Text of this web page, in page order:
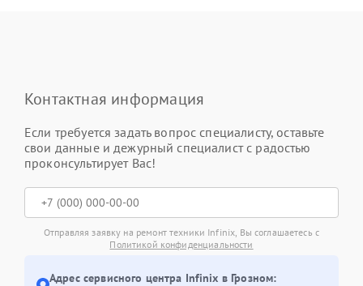
Контактная информация
Если требуется задать вопрос специалисту, оставьте
свои данные и дежурный специалист с радостью
проконсультирует Вас!
Отправляя заявку на ремонт техники Infinix, Вы соглашаетесь с
Политикой конфиденциальности
Адрес сервисного центра Infinix в Грозном: